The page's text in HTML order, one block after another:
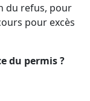
du refus, pour
pour excès
du permis ?